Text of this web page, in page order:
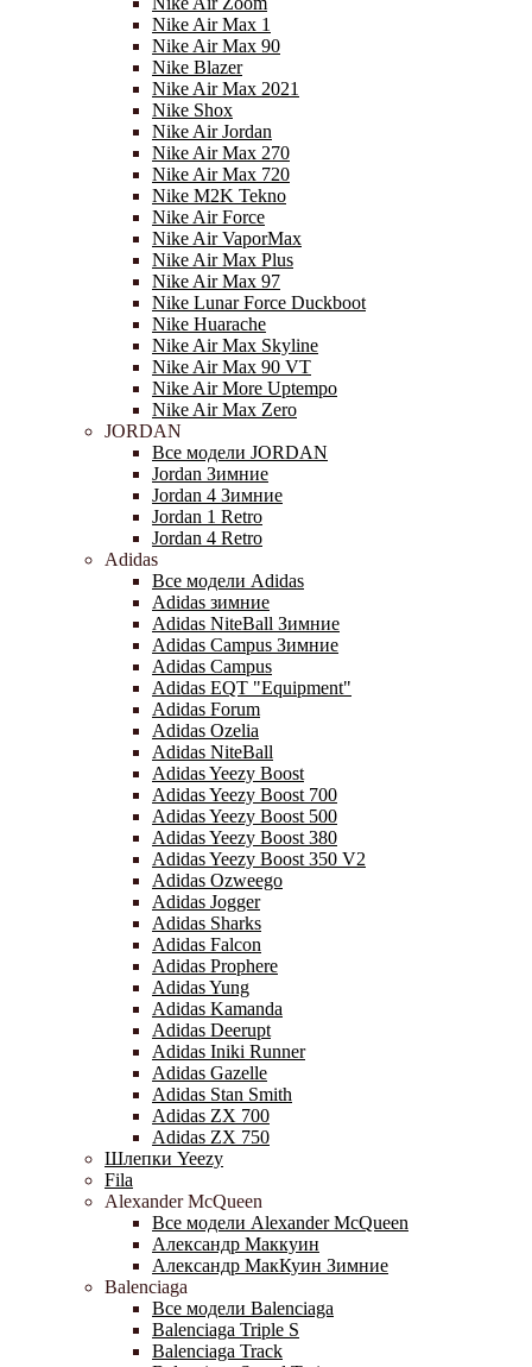
Nike Air Max 1
Nike Air Max 90
Nike Blazer
Nike Air Max 2021
Nike Shox
Nike Air Jordan
Nike Air Max 270
Nike Air Max 720
Nike M2K Tekno
Nike Air Force
Nike Air VaporMax
Nike Air Max Plus
Nike Air Max 97
Nike Lunar Force Duckboot
Nike Huarache
Nike Air Max Skyline
Nike Air Max 90 VT
Nike Air More Uptempo
Nike Air Max Zero
JORDAN
Все модели JORDAN
Jordan Зимние
Jordan 4 Зимние
Jordan 1 Retro
Jordan 4 Retro
Adidas
Все модели Adidas
Adidas зимние
Adidas NiteBall Зимние
Adidas Campus Зимние
Adidas Campus
Adidas EQT "Equipment"
Adidas Forum
Adidas Ozelia
Adidas NiteBall
Adidas Yeezy Boost
Adidas Yeezy Boost 700
Adidas Yeezy Boost 500
Adidas Yeezy Boost 380
Adidas Yeezy Boost 350 V2
Adidas Ozweego
Adidas Jogger
Adidas Sharks
Adidas Falcon
Adidas Prophere
Adidas Yung
Adidas Kamanda
Adidas Deerupt
Adidas Iniki Runner
Adidas Gazelle
Adidas Stan Smith
Adidas ZX 700
Adidas ZX 750
Шлепки Yeezy
Fila
Alexander McQueen
Все модели Alexander McQueen
Александр Маккуин
Александр МакКуин Зимние
Balenciaga
Все модели Balenciaga
Balenciaga Triple S
Balenciaga Track